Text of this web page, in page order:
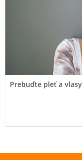
Prebuďte pleť a